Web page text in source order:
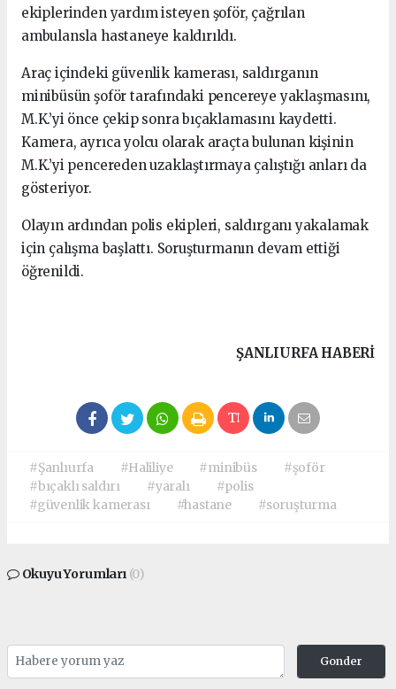
ekiplerinden yardım isteyen şoför, çağrılan
ambulansla hastaneye kaldırıldı.
Araç içindeki güvenlik kamerası, saldırganın
minibüsün şoför tarafındaki pencereye yaklaşmasını,
M.K.’yi önce çekip sonra bıçaklamasını kaydetti.
Kamera, ayrıca yolcu olarak araçta bulunan kişinin
M.K.’yi pencereden uzaklaştırmaya çalıştığı anları da
gösteriyor.
Olayın ardından polis ekipleri, saldırganı yakalamak
için çalışma başlattı. Soruşturmanın devam ettiği
öğrenildi.
ŞANLIURFA HABERİ
#Şanlıurfa #Haliliye #minibüs
#şoför
#bıçaklı saldırı
#yaralı
#polis
#güvenlik kamerası
#hastane #soruşturma
Okuyu Yorumları (0)
Gonder